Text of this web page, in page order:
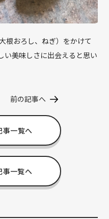
根おろし、ねぎ）をかけて
い美味しさに出会えると思い
前の記事へ
事一覧へ
事一覧へ